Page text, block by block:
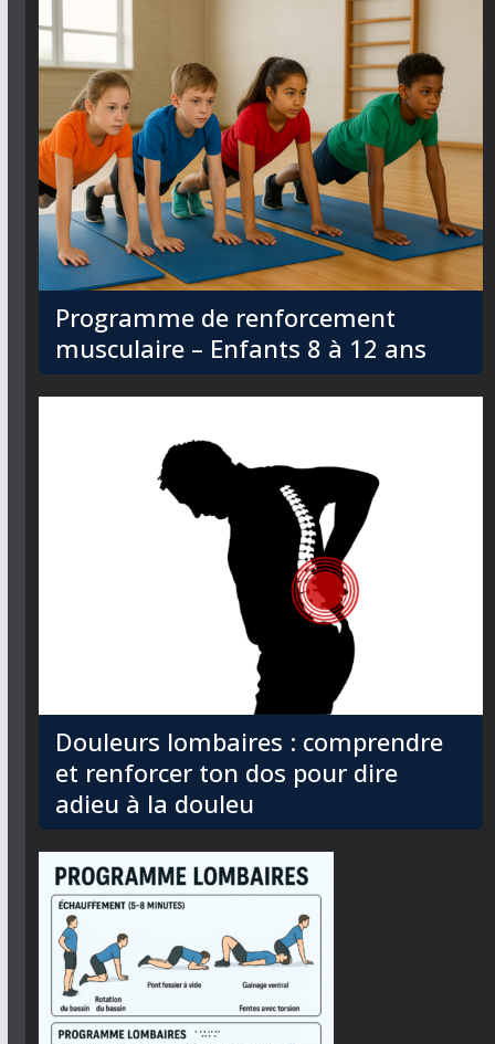
Programme de renforcement
musculaire – Enfants 8 à 12 ans
Douleurs lombaires : comprendre
et renforcer ton dos pour dire
adieu à la douleu